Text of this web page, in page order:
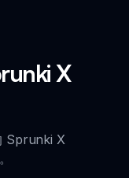
X
Sprunki X